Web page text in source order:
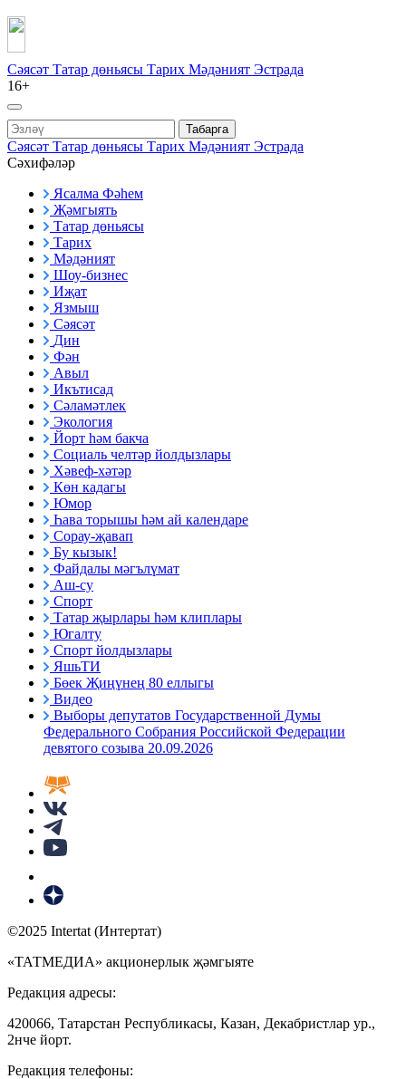
Сәясәт Татар дөньясы Тарих Мәдәният Эстрада
16+
Табарга
Сәясәт Татар дөньясы Тарих Мәдәният Эстрада
Сәхифәләр
Ясалма Фәһем
Җәмгыять
Татар дөньясы
Тарих
Мәдәният
Шоу-бизнес
Иҗат
Язмыш
Сәясәт
Дин
Фән
Авыл
Икътисад
Сәламәтлек
Экология
Йорт һәм бакча
Социаль челтәр йолдызлары
Хәвеф-хәтәр
Көн кадагы
Юмор
Һава торышы һәм ай календаре
Сорау-җавап
Бу кызык!
Файдалы мәгълүмат
Аш-су
Спорт
Татар җырлары һәм клиплары
Югалту
Спорт йолдызлары
ЯшьТИ
Бөек Җиңүнең 80 еллыгы
Видео
Выборы депутатов Государственной Думы
Федерального Собрания Российской Федерации
девятого созыва 20.09.2026
©2025 Intertat (Интертат)
«ТАТМЕДИА» акционерлык җәмгыяте
Редакция адресы:
420066, Татарстан Республикасы, Казан, Декабристлар ур.,
2нче йорт.
Редакция телефоны: